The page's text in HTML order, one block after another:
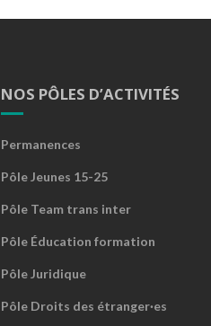
NOS PÔLES D’ACTIVITÉS
Permanences
Pôle Jeunes 15-25
Pôle Team trans inter
Pôle Éducation formation
Pôle Juridique
Pôle Droits des étranger·es